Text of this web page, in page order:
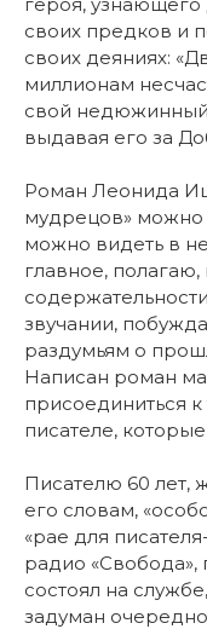
своих предков и
своих деяниях:
миллионам
свой недюжинный
выдавая его за
Роман Леонида
мудрецов» можно
можно видеть в
главное, полагаю,
звучании,
раздумьям о
Написан роман
присоединиться
писателе,
Писателю 60 лет,
его словам,
«рае для
радио «Свобода»,
состоял на
задуман